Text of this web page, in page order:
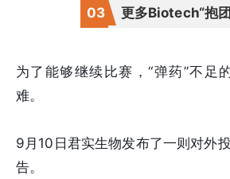
03 更多Biotech“抱
为了能够继续比赛，“弹药”不足
难。
9月10日君实生物发布了一则对外
告。